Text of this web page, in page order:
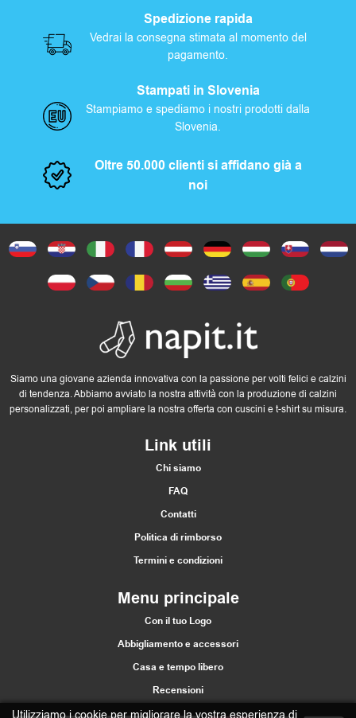
Spedizione rapida
Vedrai la consegna stimata al momento del
pagamento.
Stampati in Slovenia
Stampiamo e spediamo i nostri prodotti dalla
Slovenia.
Oltre 50.000 clienti si affidano già a
noi
Siamo una giovane azienda innovativa con la passione per volti felici e calzini
di tendenza. Abbiamo avviato la nostra attività con la produzione di calzini
personalizzati, per poi ampliare la nostra offerta con cuscini e t-shirt su misura.
Link utili
Chi siamo
FAQ
Contatti
Politica di rimborso
Termini e condizioni
Menu principale
Con il tuo Logo
Abbigliamento e accessori
Casa e tempo libero
Recensioni